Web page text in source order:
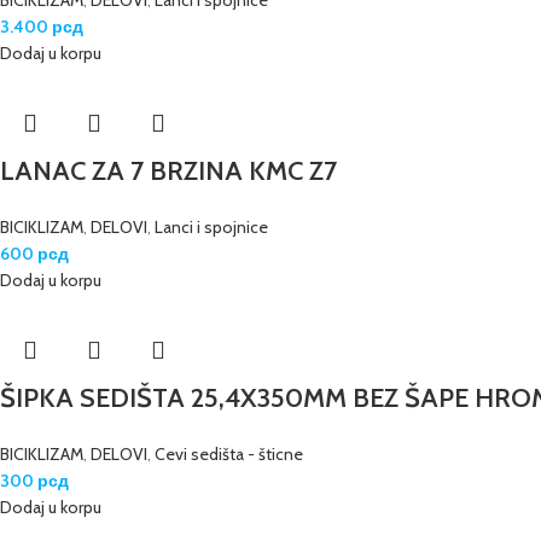
3.400 рсд
Dodaj u korpu
LANAC ZA 7 BRZINA KMC Z7
BICIKLIZAM, DELOVI, Lanci i spojnice
600 рсд
Dodaj u korpu
ŠIPKA SEDIŠTA 25,4X350MM BEZ ŠAPE
BICIKLIZAM, DELOVI, Cevi sedišta - šticne
300 рсд
Dodaj u korpu